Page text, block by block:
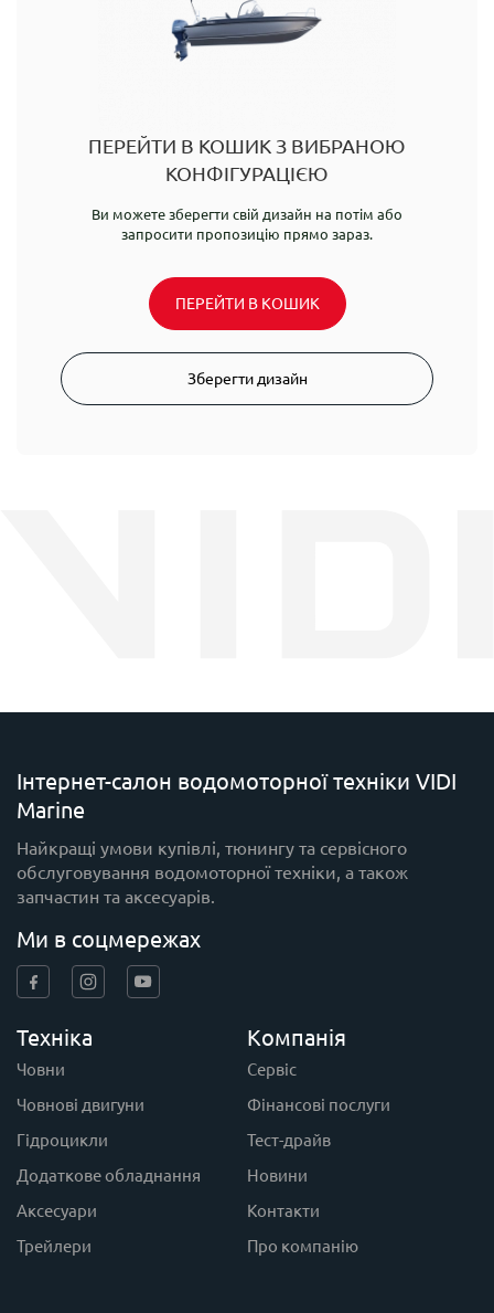
ПЕРЕЙТИ В КОШИК З ВИБРАНОЮ
КОНФІГУРАЦІЄЮ
Ви можете зберегти свій дизайн на потім або
запросити пропозицію прямо зараз.
ПЕРЕЙТИ В КОШИК
Зберегти дизайн
Інтернет-салон водомоторної техніки VIDI
Marine
Найкращі умови купівлі, тюнингу та сервісного
обслуговування водомоторної техніки, а також
запчастин та аксесуарів.
Ми в соцмережах
Техніка
Човни
Човнові двигуни
Гідроцикли
Додаткове обладнання
Аксесуари
Трейлери
Компанія
Сервіс
Фінансові послуги
Тест-драйв
Новини
Контакти
Про компанію